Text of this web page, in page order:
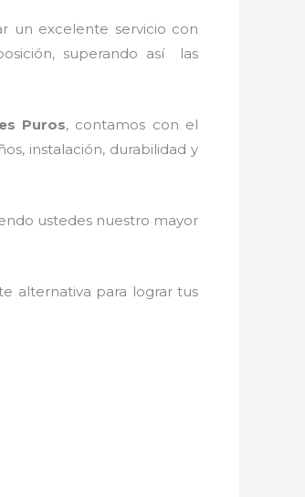
un excelente servicio con
superando así las
Puros, contamos con el
instalación, durabilidad y
ustedes nuestro mayor
alternativa para lograr tus